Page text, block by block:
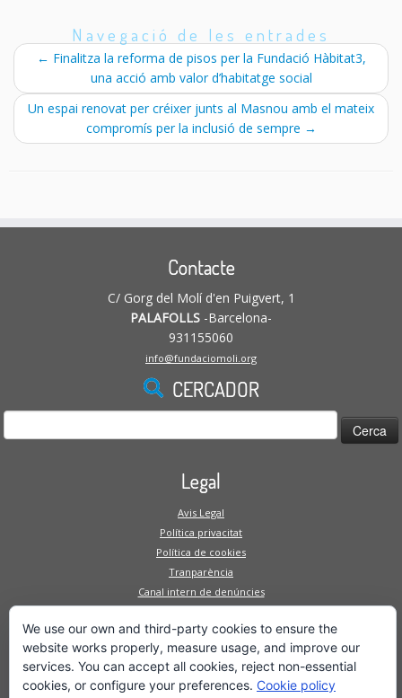
Navegació de les entrades
← Finalitza la reforma de pisos per la Fundació Hàbitat3,
una acció amb valor d’habitatge social
Un espai renovat per créixer junts al Masnou amb el mateix
compromís per la inclusió de sempre →
Contacte
C/ Gorg del Molí d'en Puigvert, 1
PALAFOLLS -Barcelona-
931155060
info@fundaciomoli.org
CERCADOR
Cerca:
Legal
Avis Legal
Política privacitat
Política de cookies
Tranparència
Canal intern de denúncies
Mapa Web
Fundació
Serveis a la persona
Serveis a l'empresa
We use our own and third-party cookies to ensure the
website works properly, measure usage, and improve our
services. You can accept all cookies, reject non-essential
cookies, or configure your preferences. Cookie policy